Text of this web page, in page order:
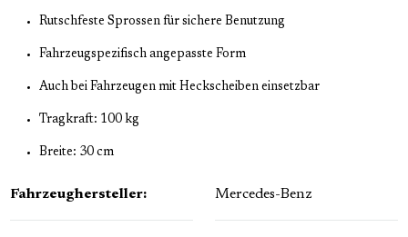
Rutschfeste Sprossen für sichere Benutzung
Fahrzeugspezifisch angepasste Form
Auch bei Fahrzeugen mit Heckscheiben einsetzbar
Tragkraft: 100 kg
Breite: 30 cm
Fahrzeughersteller: Mercedes-Benz